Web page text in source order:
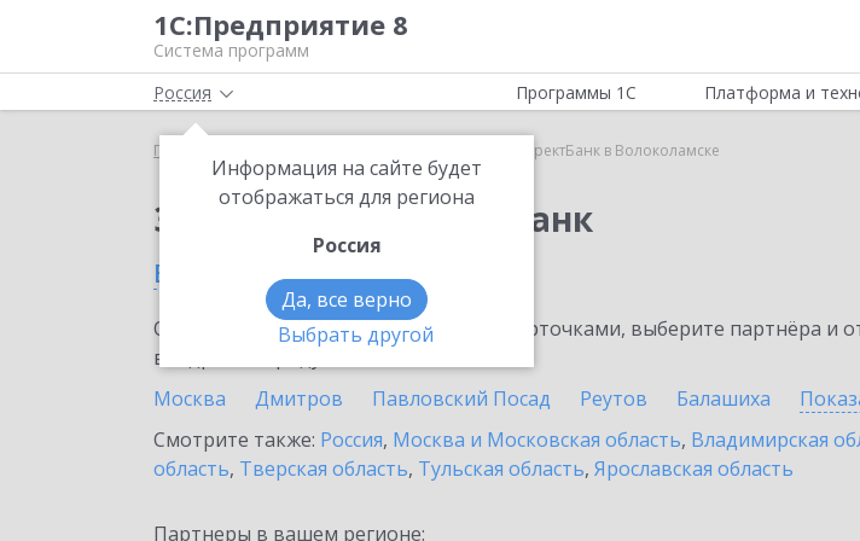
1С:Предприятие 8
Система программ
Россия
Информация на сайте будет
отображаться для региона
Россия
Да, все верно
Выбрать другой
Программы 1С Платформа и
Главная 1С:ДиректБанк в Волоколамске
Заказать 1С:ДиректБанк
в Волоколамске
Ознакомьтесь с информационными карточками, выберите партнёра и
внедрение продукта.
Москва
Дмитров Павловский Посад Реутов Балашиха
Смотрите также: Россия, Москва и Московская область, Владимирская
область, Тверская область, Тульская область, Ярославская область
Партнеры в вашем регионе: